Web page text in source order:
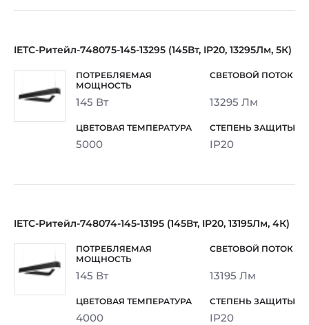
IETC-Ритейл-748075-145-13295 (145Вт, IP20, 13295Лм, 5К)
145 Вт 13295 Лм
5000 IP20
IETC-Ритейл-748074-145-13195 (145Вт, IP20, 13195Лм, 4К)
145 Вт 13195 Лм
4000 IP20